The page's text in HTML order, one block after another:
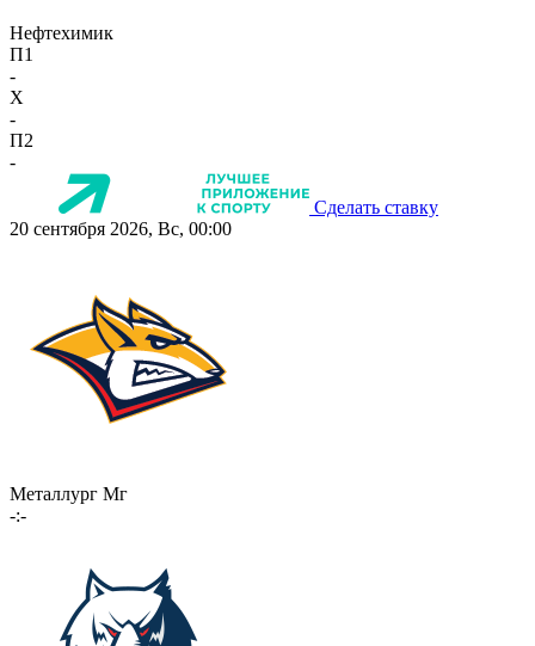
Нефтехимик
П1
-
X
-
П2
-
Сделать ставку
20 сентября 2026, Вс, 00:00
Металлург Мг
-:-